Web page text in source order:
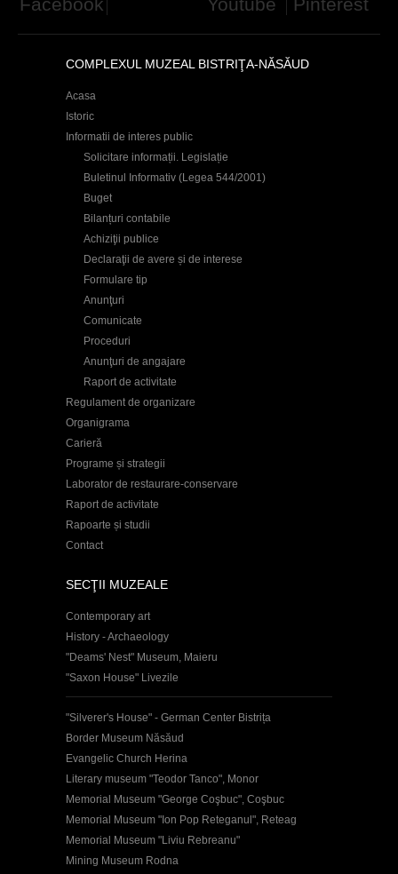
COMPLEXUL MUZEAL BISTRIŢA-NĂSĂUD
Acasa
Istoric
Informatii de interes public
Solicitare informații. Legislație
Buletinul Informativ (Legea 544/2001)
Buget
Bilanțuri contabile
Achiziţii publice
Declaraţii de avere și de interese
Formulare tip
Anunţuri
Comunicate
Proceduri
Anunţuri de angajare
Raport de activitate
Regulament de organizare
Organigrama
Carieră
Programe și strategii
Laborator de restaurare-conservare
Raport de activitate
Rapoarte și studii
Contact
SECŢII MUZEALE
Contemporary art
History - Archaeology
"Deams' Nest" Museum, Maieru
"Saxon House" Livezile
"Silverer's House" - German Center Bistrița
Border Museum Năsăud
Evangelic Church Herina
Literary museum "Teodor Tanco", Monor
Memorial Museum "George Coşbuc", Coşbuc
Memorial Museum "Ion Pop Reteganul", Reteag
Memorial Museum "Liviu Rebreanu"
Mining Museum Rodna